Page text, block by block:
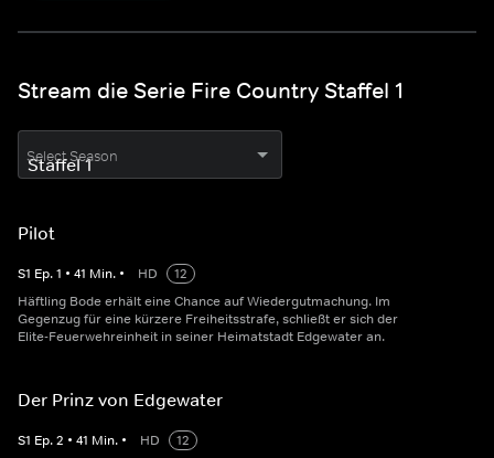
Stream die Serie Fire Country Staffel 1
Select Season
Pilot
S1 Ep.1 • 41 Min. • HD
12
Häftling Bode erhält eine Chance auf Wiedergutmachung. Im
Gegenzug für eine kürzere Freiheitsstrafe, schließt er sich der
Elite-Feuerwehreinheit in seiner Heimatstadt Edgewater an.
Der Prinz von Edgewater
S1 Ep.2 • 41 Min. • HD
12